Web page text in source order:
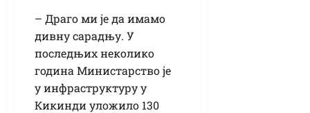
– Драго ми је да имамо
дивну сарадњу. У
последњих неколико
година Министарство је
у инфраструктуру у
Кикинди уложило 130